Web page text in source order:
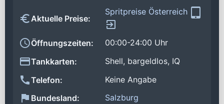
Aktuelle Preise:
Spritpreise Österreich
Öffnungszeiten:
00:00-24:00 Uhr
Tankkarten:
Shell, bargeldlos, IQ
Telefon:
Keine Angabe
Bundesland:
Salzburg